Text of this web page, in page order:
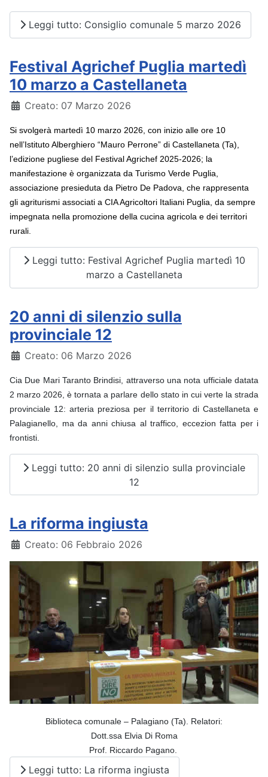
Leggi tutto: Consiglio comunale 5 marzo 2026
Festival Agrichef Puglia martedì
10 marzo a Castellaneta
Dettagli
Creato: 07 Marzo 2026
Si svolgerà martedì 10 marzo 2026, con inizio alle ore 10
nell’Istituto Alberghiero “Mauro Perrone” di Castellaneta (Ta),
l’edizione pugliese del Festival Agrichef 2025-2026; la
manifestazione è organizzata da Turismo Verde Puglia,
associazione presieduta da Pietro De Padova, che rappresenta
gli agriturismi associati a CIA Agricoltori Italiani Puglia, da sempre
impegnata nella promozione della cucina agricola e dei territori
rurali.
Leggi tutto: Festival Agrichef Puglia martedì 10
marzo a Castellaneta
20 anni di silenzio sulla
provinciale 12
Dettagli
Creato: 06 Marzo 2026
Cia Due Mari Taranto Brindisi, attraverso una nota ufficiale datata
2 marzo 2026, è tornata a parlare dello stato in cui verte la strada
provinciale 12: arteria preziosa per il territorio di Castellaneta e
Palagianello, ma da anni chiusa al traffico, eccezion fatta per i
frontisti.
Leggi tutto: 20 anni di silenzio sulla provinciale
12
La riforma ingiusta
Dettagli
Creato: 06 Febbraio 2026
Biblioteca comunale – Palagiano (Ta). Relatori:
Dott.ssa Elvia Di Roma
Prof. Riccardo Pagano.
Leggi tutto: La riforma ingiusta